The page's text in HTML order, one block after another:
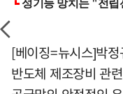
[베이징=뉴시스]박
반도체 제조장비 관